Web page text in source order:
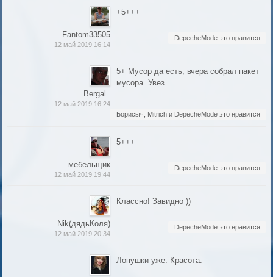
Fantom33505
12 май 2019 16:14
+5+++
DepecheMode это нравится
_Bergal_
12 май 2019 16:24
5+ Мусор да есть, вчера собрал пакет
мусора. Увез.
Борисыч, Mitrich и DepecheMode это нравится
мебельщик
12 май 2019 19:44
5+++
DepecheMode это нравится
Nik(дядьКоля)
12 май 2019 20:34
Классно! Завидно ))
DepecheMode это нравится
Лопушки уже. Красота.